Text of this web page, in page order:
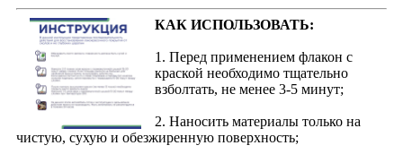
КАК ИСПОЛЬЗОВАТЬ:
1. Перед применением флакон с
краской необходимо тщательно
взболтать, не менее 3-5 минут;
2. Наносить материалы только на
чистую, сухую и обезжиренную поверхность;